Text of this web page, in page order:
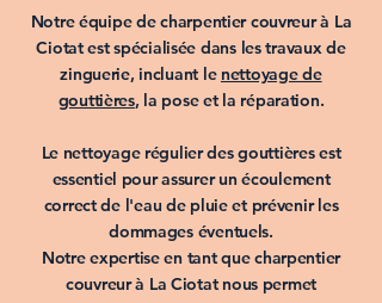
Notre équipe decharpentier couvreur à La
Ciotatest spécialisée dans lestravaux de
zinguerie, incluant le nettoyage de
gouttières, la poseet la réparation.
Le nettoyage régulier des gouttièresest
essentiel pour assurer un écoulement
correct de l'eau de pluie et prévenir les
dommages éventuels.
Notre expertise en tant quecharpentier
couvreur à La Ciotatnous permet